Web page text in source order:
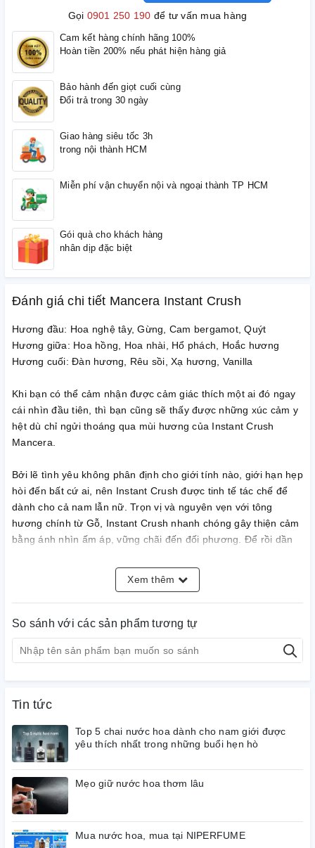
Gọi 0901 250 190 để tư vấn mua hàng
Cam kết hàng chính hãng 100%
Hoàn tiền 200% nếu phát hiện hàng giả
Bảo hành đến giọt cuối cùng
Đổi trả trong 30 ngày
Giao hàng siêu tốc 3h
trong nội thành HCM
Miễn phí vận chuyển nội và ngoại thành TP HCM
Gói quà cho khách hàng
nhân dịp đặc biệt
Đánh giá chi tiết Mancera Instant Crush
Hương đầu: Hoa nghệ tây, Gừng, Cam bergamot, Quýt
Hương giữa: Hoa hồng, Hoa nhài, Hổ phách, Hoắc hương
Hương cuối: Đàn hương, Rêu sồi, Xạ hương, Vanilla
Khi bạn có thể cảm nhận được cảm giác thích một ai đó ngay
cái nhìn đầu tiên, thì bạn cũng sẽ thấy được những xúc cảm y
hệt dù chỉ ngửi thoáng qua mùi hương của Instant Crush
Mancera.
Bởi lẽ tình yêu không phân định cho giới tính nào, giới hạn hẹp
hòi đến bất cứ ai, nên Instant Crush được tinh tế tác chế để
dành cho cả nam lẫn nữ. Trọn vị và nguyên vẹn với tông
hương chính từ Gỗ, Instant Crush nhanh chóng gây thiện cảm
bằng ánh nhìn ấm áp, vững chãi đến đối phương. Để rồi dần
kéo con tim ta lại gần hơn với sự ngọt ngào đến lặng người
của Vanilla và Hổ phách quen thuộc.
Instant Crush thể hiện hoàn hảo những cung bậc cảm xúc của
một mối tình sét đánh, đưa ta qua những trạng thái từ vồn vã
đến nôn nao, từ ngần ngại sang khắc khoải mong nhớ.
Xem thêm
So sánh với các sản phẩm tương tự
Tin tức
Top 5 chai nước hoa dành cho nam giới được
yêu thích nhất trong những buổi hẹn hò
Mẹo giữ nước hoa thơm lâu
Mua nước hoa, mua tại NIPERFUME